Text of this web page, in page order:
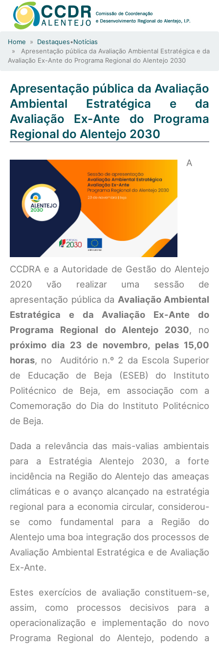
Home » Destaques•Notícias
» Apresentação pública da Avaliação Ambiental Estratégica e da
Avaliação Ex-Ante do Programa Regional do Alentejo 2030
Apresentação pública da Avaliação
Ambiental Estratégica e da
Avaliação Ex-Ante do Programa
Regional do Alentejo 2030
A
CCDRA e a Autoridade de Gestão do Alentejo
2020 vão realizar uma sessão de
apresentação pública da Avaliação Ambiental
Estratégica e da Avaliação Ex-Ante do
Programa Regional do Alentejo 2030, no
próximo dia 23 de novembro, pelas 15,00
horas, no Auditório n.º 2 da Escola Superior
de Educação de Beja (ESEB) do Instituto
Politécnico de Beja, em associação com a
Comemoração do Dia do Instituto Politécnico
de Beja.
Dada a relevância das mais-valias ambientais
para a Estratégia Alentejo 2030, a forte
incidência na Região do Alentejo das ameaças
climáticas e o avanço alcançado na estratégia
regional para a economia circular, considerou-
se como fundamental para a Região do
Alentejo uma boa integração dos processos de
Avaliação Ambiental Estratégica e de Avaliação
Ex-Ante.
Estes exercícios de avaliação constituem-se,
assim, como processos decisivos para a
operacionalização e implementação do novo
Programa Regional do Alentejo, podendo a